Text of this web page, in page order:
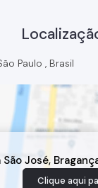
Paulo , Brasil
José,
Clique aqui